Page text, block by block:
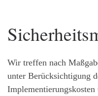
Wir treffen nach
unter Berücksichtigung